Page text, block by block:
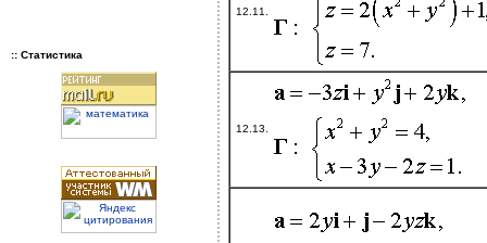
12.11.
12.13.
:: Статистика